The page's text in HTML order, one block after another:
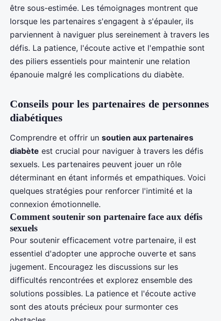
être sous-estimée. Les témoignages montrent que
lorsque les partenaires s'engagent à s'épauler, ils
parviennent à naviguer plus sereinement à travers les
défis. La patience, l'écoute active et l'empathie sont
des piliers essentiels pour maintenir une relation
épanouie malgré les complications du diabète.
Conseils pour les partenaires de personnes
diabétiques
Comprendre et offrir un soutien aux partenaires
diabète est crucial pour naviguer à travers les défis
sexuels. Les partenaires peuvent jouer un rôle
déterminant en étant informés et empathiques. Voici
quelques stratégies pour renforcer l'intimité et la
connexion émotionnelle.
Comment soutenir son partenaire face aux défis
sexuels
Pour soutenir efficacement votre partenaire, il est
essentiel d'adopter une approche ouverte et sans
jugement. Encouragez les discussions sur les
difficultés rencontrées et explorez ensemble des
solutions possibles. La patience et l'écoute active
sont des atouts précieux pour surmonter ces